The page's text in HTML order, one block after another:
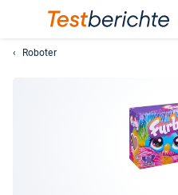
Roboter